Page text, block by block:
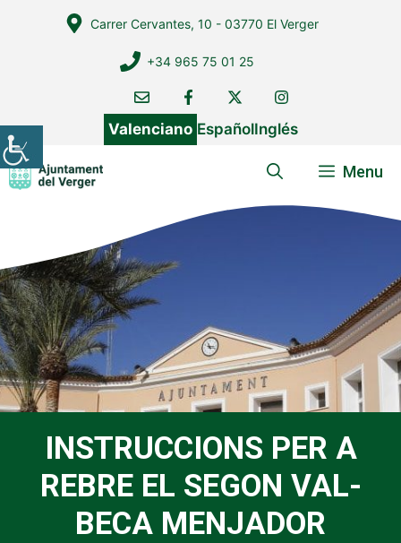
Carrer Cervantes, 10 - 03770 El Verger
+34 965 75 01 25
Valenciano EspañolInglés
Menu
INSTRUCCIONS PER A
REBRE EL SEGON VAL-
BECA MENJADOR